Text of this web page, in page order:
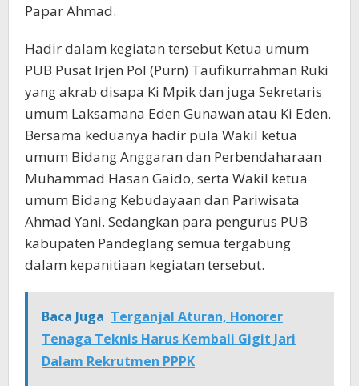
Papar Ahmad.
Hadir dalam kegiatan tersebut Ketua umum
PUB Pusat Irjen Pol (Purn) Taufikurrahman Ruki
yang akrab disapa Ki Mpik dan juga Sekretaris
umum Laksamana Eden Gunawan atau Ki Eden.
Bersama keduanya hadir pula Wakil ketua
umum Bidang Anggaran dan Perbendaharaan
Muhammad Hasan Gaido, serta Wakil ketua
umum Bidang Kebudayaan dan Pariwisata
Ahmad Yani. Sedangkan para pengurus PUB
kabupaten Pandeglang semua tergabung
dalam kepanitiaan kegiatan tersebut.
Baca Juga Terganjal Aturan, Honorer
Tenaga Teknis Harus Kembali Gigit Jari
Dalam Rekrutmen PPPK